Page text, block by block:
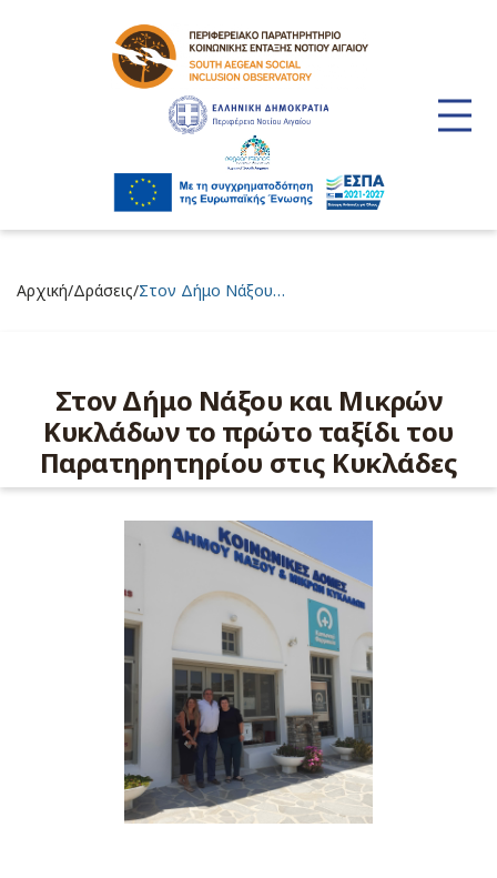
Αρχική/Δράσεις/Στον Δήμο Νάξου…
Στον Δήμο Νάξου και Μικρών
Κυκλάδων το πρώτο ταξίδι του
Παρατηρητηρίου στις Κυκλάδες